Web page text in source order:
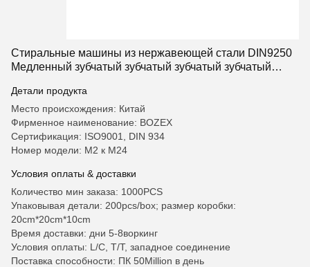
Стиральные машины из нержавеющей стали DIN9250
Медленный зубчатый зубчатый зубчатый зубчатый
зубчатый зубчатый зуб
Детали продукта
Место происхождения: Китай
Фирменное наименование: BOZEX
Сертификация: ISO9001, DIN 934
Номер модели: M2 к M24
Условия оплаты & доставки
Количество мин заказа: 1000PCS
Упаковывая детали: 200pcs/box; размер коробки:
20cm*20cm*10cm
Время доставки: дни 5-8воркинг
Условия оплаты: L/C, T/T, западное соединение
Поставка способности: ПК 50Million в день